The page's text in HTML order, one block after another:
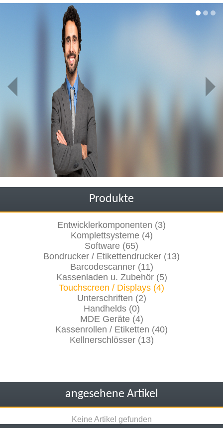
Produkte
Entwicklerkomponenten (3)
Komplettsysteme (4)
Software (65)
Bondrucker / Etikettendrucker (13)
Barcodescanner (11)
Kassenladen u. Zubehör (5)
Touchscreen / Displays (4)
Unterschriften (2)
Handhelds (0)
MDE Geräte (4)
Kassenrollen / Etiketten (40)
Kellnerschlösser (13)
angesehene Artikel
Keine Artikel gefunden